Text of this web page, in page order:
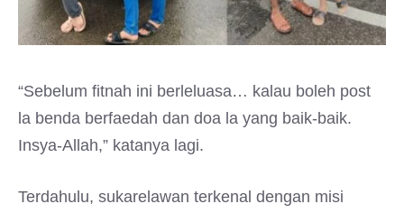
“Sebelum fitnah ini berleluasa… kalau boleh post
la benda berfaedah dan doa la yang baik-baik.
Insya-Allah,” katanya lagi.
Terdahulu, sukarelawan terkenal dengan misi